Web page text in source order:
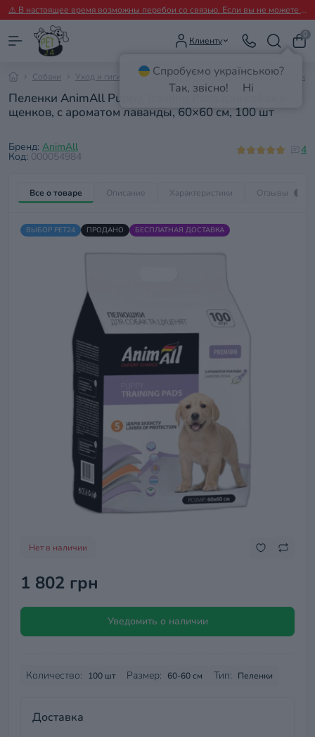
⚠️ В настоящее время возможны перебои со связью. Если вы не можете дозвониться, пожалуйста, пишите нам в Viber.
Клиенту
0
Собаки Уход и гигиена Памперсы, трусы, прокладки для собак
Пеленки AnimAll Puppy Training Pads для собак и
щенков, с ароматом лаванды, 60×60 см, 100 шт
Бренд: AnimAll
Код: 000054984
4
Все о товаре Описание Характеристики Отзывы
ВЫБОР PET24 ПРОДАНО БЕСПЛАТНАЯ ДОСТАВКА
Нет в наличии
1 802 грн
Уведомить о наличии
Количество: 100 шт Размер: 60-60 см Тип: Пеленки
Доставка
Спробуємо українською?
Так, звісно!
Ні